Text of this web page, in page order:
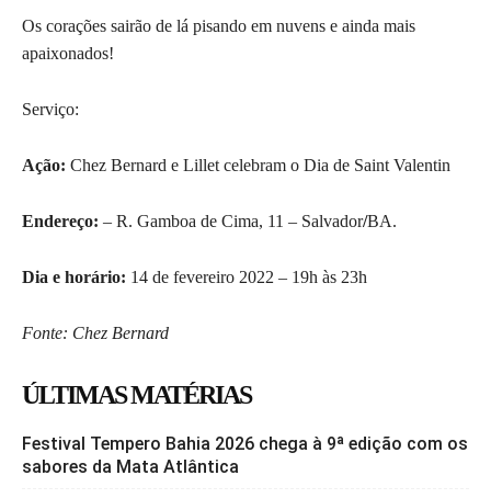
Os corações sairão de lá pisando em nuvens e ainda mais
apaixonados!
Serviço:
Ação: Chez Bernard e Lillet celebram o Dia de Saint Valentin
Endereço: – R. Gamboa de Cima, 11 – Salvador/BA.
Dia e horário: 14 de fevereiro 2022 – 19h às 23h
Fonte: Chez Bernard
ÚLTIMAS MATÉRIAS
Festival Tempero Bahia 2026 chega à 9ª edição com os
sabores da Mata Atlântica